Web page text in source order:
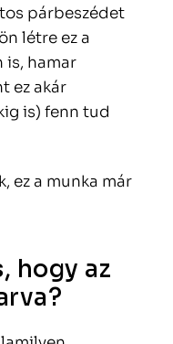
párbeszédet
létre ez a
is, hamar
ez akár
is) fenn tud
ez a munka már
hogy az